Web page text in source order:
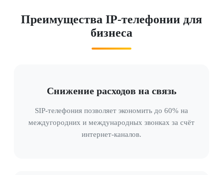
Преимущества IP-телефонии для
бизнеса
Снижение расходов на связь
SIP-телефония позволяет экономить до 60% на
междугородних и международных звонках за счёт
интернет-каналов.